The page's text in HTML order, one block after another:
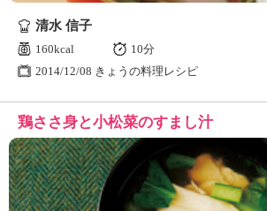
清水 信子
160kcal
10分
2014/12/08 きょうの料理レシピ
鶏ささ身と小松菜のすまし汁